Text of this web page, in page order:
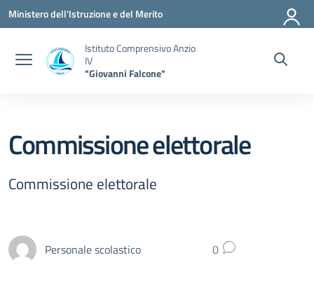
Vai ai contenuti
Vai al menu di navigazione
Vai al footer
Ministero dell'Istruzione e del Merito
Istituto Comprensivo Anzio
IV
"Giovanni Falcone"
Commissione elettorale
Commissione elettorale
Personale scolastico 0